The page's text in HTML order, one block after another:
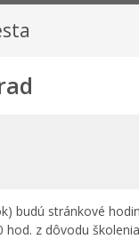
budú stránkové
hod. z dôvodu